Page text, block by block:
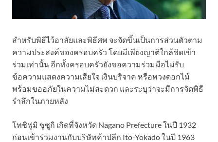
สำหรับพิธีไว้อาลัยและพิธีศพ จะจัดขึ้นเป็นการส่วนตัวตาม
ความประสงค์ของครอบครัว โดยมีเพียงญาติใกล้ชิดเข้า
ร่วมเท่านั้น อีกทั้งครอบครัวยังขอความร่วมมือไม่รับ
ข้อความแสดงความเสียใจ เงินบริจาค หรือพวงดอกไม้
พร้อมขออภัยในความไม่สะดวก และระบุว่าจะมีการจัดพิธี
รำลึกในภายหลัง
โทชิฟูมิ ซูซูกิ เกิดที่จังหวัด Nagano Prefecture ในปี 1932
ก่อนเข้าร่วมงานกับบริษัทค้าปลีก Ito-Yokado ในปี 1963